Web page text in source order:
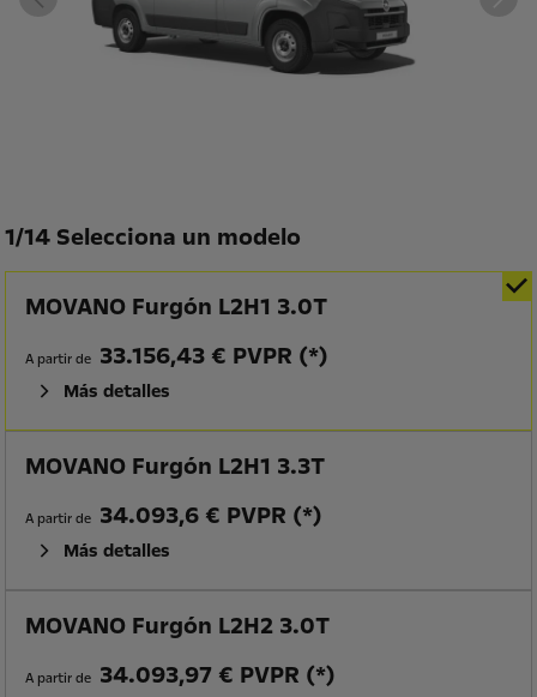
1/14 Selecciona un modelo
MOVANO Furgón L2H1 3.0T
A partir de 33.156,43 € PVPR (*)
Más detalles
MOVANO Furgón L2H1 3.3T
A partir de 34.093,6 € PVPR (*)
Más detalles
MOVANO Furgón L2H2 3.0T
A partir de 34.093,97 € PVPR (*)